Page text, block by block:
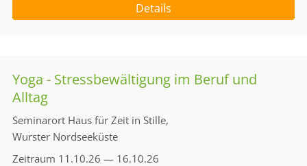
Details
Yoga - Stressbewältigung im Beruf und
Alltag
Seminarort Haus für Zeit in Stille,
Wurster Nordseeküste
Zeitraum 11.10.26 — 16.10.26